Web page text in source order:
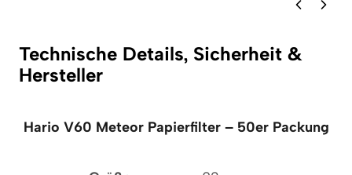
Technische Details, Sicherheit &
Hersteller
Hario V60 Meteor Papierfilter – 50er Packung